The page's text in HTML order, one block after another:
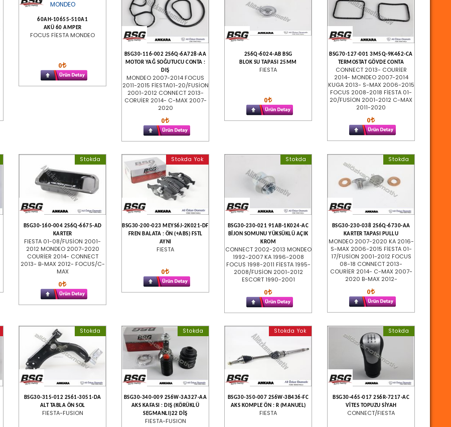
60AH-10655-510A1
AKÜ 60 AMPER
FOCUS FİESTA MONDEO
0
BSG30-116-002 2S6Q-6A728-AA
MOTOR YAĞ SOĞUTUCU CONTA :
DIŞ
MONDEO 2007-2014 FOCUS
2011-2015 FİESTA01-20/FUSİON
2001-2012 CONNECT 2013-
CORUİER 2014- C-MAX 2007-
2020
0
2S6Q-6024-AB BSG
BLOK SU TAPASI 25MM
FIESTA
0
BSG70-127-001 3M5Q-9K462-CA
TERMOSTAT GÖVDE CONTA
CONNECT 2013- COURİER
2014- MONDEO 2007-2014
KUGA 2013- S-MAX 2006-2015
FOCUS 2008-2018 FİESTA 01-
20/FUSİON 2001-2012 C-MAX
2011-2020
0
Stokda
BSG30-160-004 2S6Q-6675-AD
KARTER
FIESTA 01-08/FUSİON 2001-
2012 MONDEO 2007-2020
COURİER 2014- CONNECT
2013- B-MAX 2012- FOCUS/C-
MAX
0
Stokda Yok
BSG30-200-023 MEYS6J-2K021-DF
FREN BALATA : ÖN (+ABS) FSTL
AYNI
FIESTA
0
Stokda
BSG30-230-021 91AB-1K024-AC
BİJON SOMUNU YÜKSÜKLÜ AÇIK
KROM
CONNECT 2002-2013 MONDEO
1992-2007 KA 1996-2008
FOCUS 1998-2011 FİESTA 1995-
2008/FUSİON 2001-2012
ESCORT 1990-2001
0
Stokda
BSG30-230-038 2S6Q-6730-AA
KARTER TAPASI PULLU
MONDEO 2007-2020 KA 2016-
S-MAX 2006-2015 FİESTA 01-
17/FUSİON 2001-2012 FOCUS
08-18 CONNECT 2013-
COURİER 2014- C-MAX 2007-
2020 B-MAX 2012-
0
Stokda
BSG30-315-012 2S61-3051-DA
ALT TABLA ÖN SOL
FIESTA-FUSION
Stokda
BSG30-340-009 2S6W-3A327-AA
AKS KAFASI : DIŞ (KÖRÜKLÜ
SEGMANLI)22 DİŞ
FIESTA-FUSION
Stokda Yok
BSG30-350-007 2S6W-3B436-FC
AKS KOMPLE ÖN : R (MANUEL)
FIESTA
Stokda
BSG30-465-017 2S6R-7217-AC
VİTES TOPUZU SİYAH
CONNECT/FIESTA